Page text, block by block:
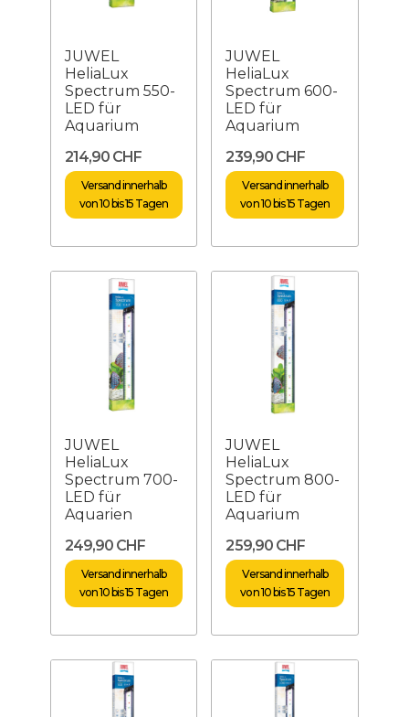
JUWEL
HeliaLux
Spectrum 550-
LED für
Aquarium
214,90 CHF
Versand innerhalb
von 10 bis 15 Tagen
JUWEL
HeliaLux
Spectrum 600-
LED für
Aquarium
239,90 CHF
Versand innerhalb
von 10 bis 15 Tagen
JUWEL
HeliaLux
Spectrum 700-
LED für
Aquarien
249,90 CHF
Versand innerhalb
von 10 bis 15 Tagen
JUWEL
HeliaLux
Spectrum 800-
LED für
Aquarium
259,90 CHF
Versand innerhalb
von 10 bis 15 Tagen